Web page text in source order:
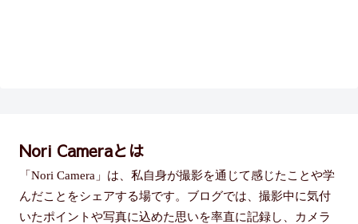
Nori Cameraとは
「Nori Camera」は、私自身が撮影を通じて感じたことや学
んだことをシェアする場です。ブログでは、撮影中に気付
いたポイントや写真に込めた思いを率直に記録し、カメラ